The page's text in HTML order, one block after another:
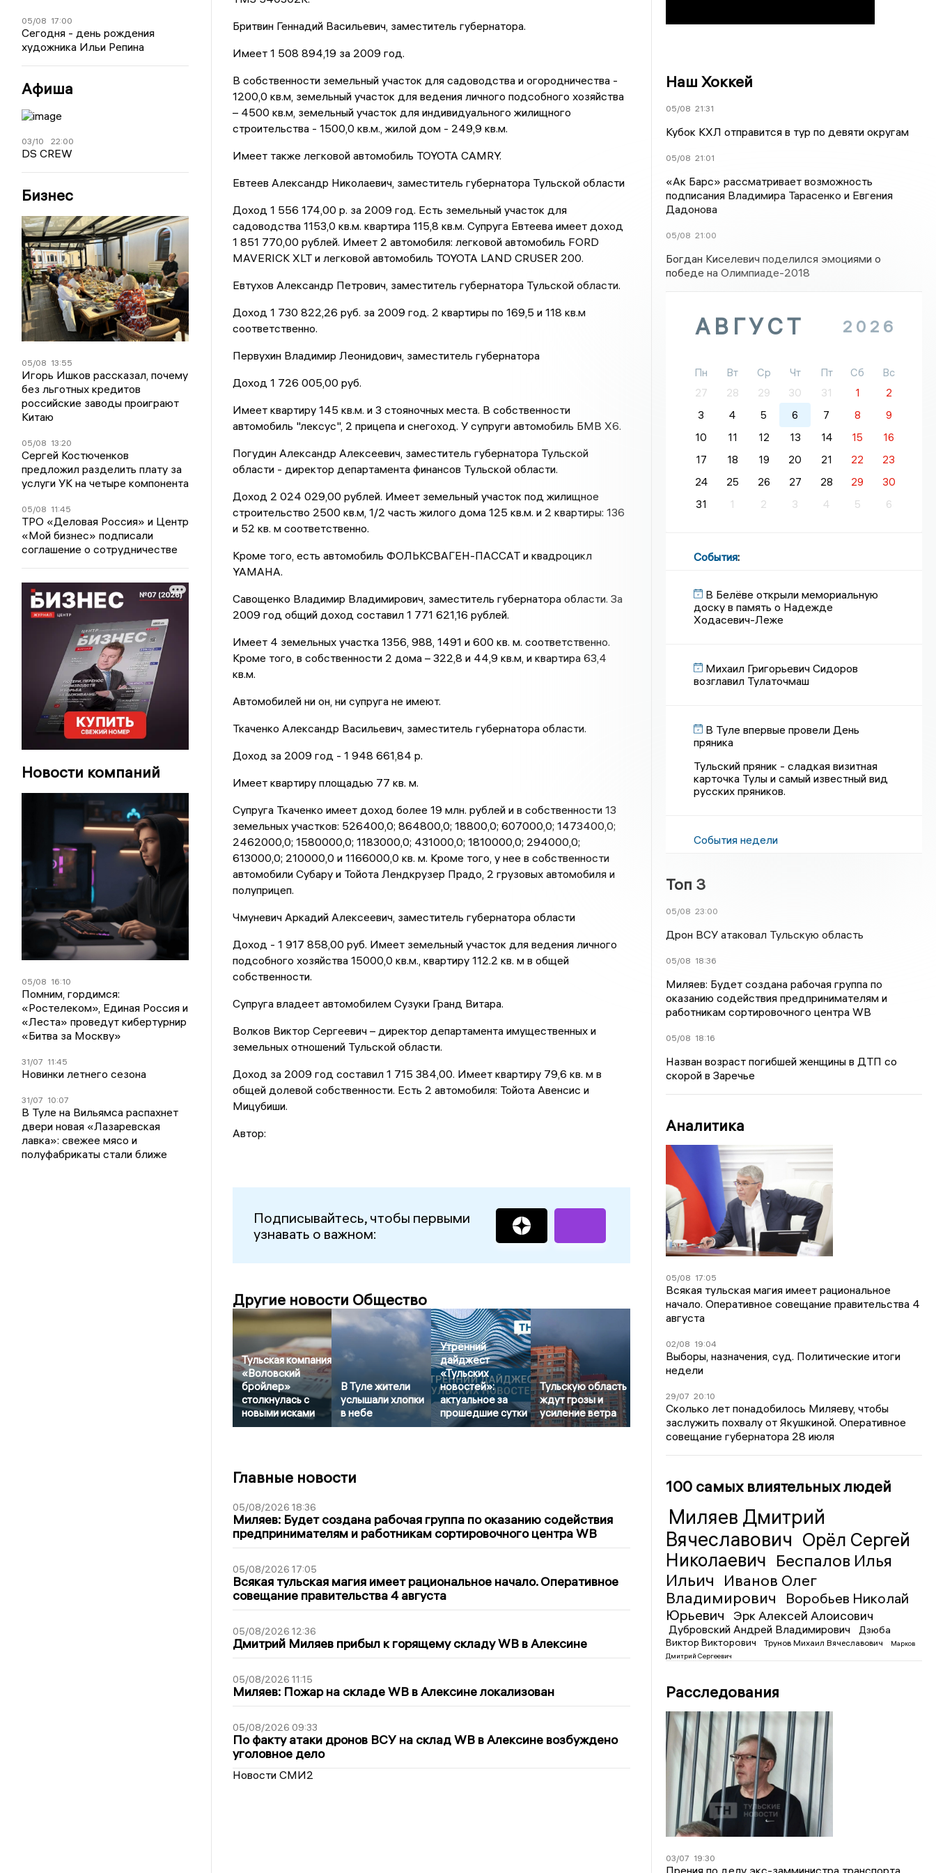
05/08 17:00
Сегодня - день рождения
художника Ильи Репина
Афиша
03/10 22:00
DS CREW
Бизнес
05/08 13:55
Игорь Ишков рассказал, почему
без льготных кредитов
российские заводы проиграют
Китаю
05/08 13:20
Сергей Костюченков
предложил разделить плату за
услуги УК на четыре компонента
05/08 11:45
ТРО «Деловая Россия» и Центр
«Мой бизнес» подписали
соглашение о сотрудничестве
Новости компаний
05/08 16:10
Помним, гордимся:
«Ростелеком», Единая Россия и
«Леста» проведут кибертурнир
«Битва за Москву»
31/07 11:45
Новинки летнего сезона
31/07 10:07
В Туле на Вильямса распахнет
двери новая «Лазаревская
лавка»: свежее мясо и
полуфабрикаты стали ближе
Бритвин Геннадий Васильевич, заместитель губернатора.
Имеет 1 508 894,19 за 2009 год.
В собственности земельный участок для садоводства и огородничества -
1200,0 кв.м, земельный участок для ведения личного подсобного хозяйства
– 4500 кв.м, земельный участок для индивидуального жилищного
строительства - 1500,0 кв.м., жилой дом - 249,9 кв.м.
Имеет также легковой автомобиль TOYOTA CAMRY.
Евтеев Александр Николаевич, заместитель губернатора Тульской области
Доход 1 556 174,00 р. за 2009 год. Есть земельный участок для
садоводства 1153,0 кв.м. квартира 115,8 кв.м. Супруга Евтеева имеет доход
1 851 770,00 рублей. Имеет 2 автомобиля: легковой автомобиль FORD
MAVERICK XLT и легковой автомобиль TOYOTA LAND CRUSER 200.
Евтухов Александр Петрович, заместитель губернатора Тульской области.
Доход 1 730 822,26 руб. за 2009 год. 2 квартиры по 169,5 и 118 кв.м
соответственно.
Первухин Владимир Леонидович, заместитель губернатора
Доход 1 726 005,00 руб.
Имеет квартиру 145 кв.м. и 3 стояночных места. В собственности
автомобиль "лексус", 2 прицепа и снегоход. У супруги автомобиль БМВ Х6.
Погудин Александр Алексеевич, заместитель губернатора Тульской
области - директор департамента финансов Тульской области.
Доход 2 024 029,00 рублей. Имеет земельный участок под жилищное
строительство 2500 кв.м, 1/2 часть жилого дома 125 кв.м. и 2 квартиры: 136
и 52 кв. м соответственно.
Кроме того, есть автомобиль ФОЛЬКСВАГЕН-ПАССАТ и квадроцикл
YAMAHA.
Савощенко Владимир Владимирович, заместитель губернатора области. За
2009 год общий доход составил 1 771 621,16 рублей.
Имеет 4 земельных участка 1356, 988, 1491 и 600 кв. м. соответственно.
Кроме того, в собственности 2 дома – 322,8 и 44,9 кв.м, и квартира 63,4
кв.м.
Автомобилей ни он, ни супруга не имеют.
Ткаченко Александр Васильевич, заместитель губернатора области.
Доход за 2009 год - 1 948 661,84 р.
Имеет квартиру площадью 77 кв. м.
Супруга Ткаченко имеет доход более 19 млн. рублей и в собственности 13
земельных участков: 526400,0; 864800,0; 18800,0; 607000,0; 1473400,0;
2462000,0; 1580000,0; 1183000,0; 431000,0; 1810000,0; 294000,0;
613000,0; 210000,0 и 1166000,0 кв. м. Кроме того, у нее в собственности
автомобили Субару и Тойота Лендкрузер Прадо, 2 грузовых автомобиля и
полуприцеп.
Чмуневич Аркадий Алексеевич, заместитель губернатора области
Доход - 1 917 858,00 руб. Имеет земельный участок для ведения личного
подсобного хозяйства 15000,0 кв.м., квартиру 112.2 кв. м в общей
собственности.
Супруга владеет автомобилем Сузуки Гранд Витара.
Волков Виктор Сергеевич – директор департамента имущественных и
земельных отношений Тульской области.
Доход за 2009 год составил 1 715 384,00. Имеет квартиру 79,6 кв. м в
общей долевой собственности. Есть 2 автомобиля: Тойота Авенсис и
Мицубиши.
Автор:
Подписывайтесь, чтобы первыми
узнавать о важном:
Другие новости Общество
Тульская компания
«Воловский
бройлер»
столкнулась с
новыми исками
В Туле жители
услышали хлопки
в небе
Утренний
дайджест
«Тульских
новостей»:
актуальное за
прошедшие сутки
Тульскую область
ждут грозы и
усиление ветра
Главные новости
05/08/2026 18:36
Миляев: Будет создана рабочая группа по оказанию содействия
предпринимателям и работникам сортировочного центра WB
05/08/2026 17:05
Всякая тульская магия имеет рациональное начало. Оперативное
совещание правительства 4 августа
05/08/2026 12:36
Дмитрий Миляев прибыл к горящему складу WB в Алексине
05/08/2026 11:15
Миляев: Пожар на складе WB в Алексине локализован
05/08/2026 09:33
По факту атаки дронов ВСУ на склад WB в Алексине возбуждено
уголовное дело
Новости СМИ2
Наш Хоккей
05/08 21:31
Кубок КХЛ отправится в тур по девяти округам
05/08 21:01
«Ак Барс» рассматривает возможность
подписания Владимира Тарасенко и Евгения
Дадонова
05/08 21:00
Богдан Киселевич поделился эмоциями о
победе на Олимпиаде-2018
АВГУСТ 2026
Пн Вт Ср Чт Пт Сб
Вс
27
28 29 30 31 1
2
3
4 5 6 7 8
9
10
11 12 13 14 15
16
17
18 19 20 21 22
23
24
25 26 27 28 29
30
31
1 2 3 4 5 6
События:
В Белёве открыли мемориальную
доску в память о Надежде
Ходасевич-Леже
Михаил Григорьевич Сидоров
возглавил Тулаточмаш
В Туле впервые провели День
пряника
Тульский пряник - сладкая визитная
карточка Тулы и самый известный вид
русских пряников.
События недели
Топ 3
05/08 23:00
Дрон ВСУ атаковал Тульскую область
05/08 18:36
Миляев: Будет создана рабочая группа по
оказанию содействия предпринимателям и
работникам сортировочного центра WB
05/08 18:16
Назван возраст погибшей женщины в ДТП со
скорой в Заречье
Аналитика
05/08 17:05
Всякая тульская магия имеет рациональное
начало. Оперативное совещание правительства 4
августа
02/08 19:04
Выборы, назначения, суд. Политические итоги
недели
29/07 20:10
Сколько лет понадобилось Миляеву, чтобы
заслужить похвалу от Якушкиной. Оперативное
совещание губернатора 28 июля
100 самых влиятельных людей
Миляев Дмитрий
Вячеславович Орёл Сергей
Николаевич Беспалов Илья
Ильич
Иванов Олег
Владимирович
Воробьев Николай
Юрьевич
Эрк Алексей Алоисович
Дубровский Андрей Владимирович
Дзюба
Виктор Викторович
Трунов Михаил Вячеславович
Марков
Дмитрий Сергеевич
Расследования
03/07 19:30
Прения по делу экс-замминистра транспорта